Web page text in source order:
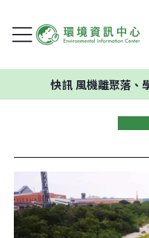
風機離聚落、學校過近